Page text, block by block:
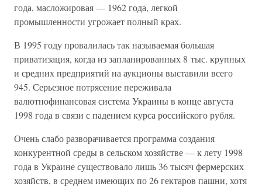
года, масложировая — 1962 года, легкой
промышленности угрожает полный крах.
В 1995 году провалилась так называемая большая
приватизация, когда из запланированных 8 тыс. крупных
и средних предприятий на аукционы выставили всего
945. Серьезное потрясение переживала
валютнофинансовая система Украины в конце августа
1998 года в связи с падением курса российского рубля.
Очень слабо разворачивается программа создания
конкурентной среды в сельском хозяйстве — к лету 1998
года в Украине существовало лишь 36 тысяч фермерских
хозяйств, в среднем имеющих по 26 гектаров пашни, хотя